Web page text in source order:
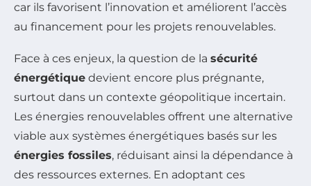
car ils favorisent l’innovation et améliorent l’accès
au financement pour les projets renouvelables.
Face à ces enjeux, la question de la sécurité
énergétique devient encore plus prégnante,
surtout dans un contexte géopolitique incertain.
Les énergies renouvelables offrent une alternative
viable aux systèmes énergétiques basés sur les
énergies fossiles, réduisant ainsi la dépendance à
des ressources externes. En adoptant ces